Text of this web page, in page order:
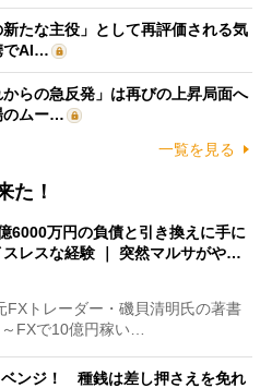
たな主役」として再評価される気
でAI…
らの急反発」は再びの上昇局面へ
のムー…
一覧を見る
た！
6000万円の負債と引き換えに手に
スレスな経験 ｜ 突然マルサがや…
トレーダー・磯貝清明氏の著書
FXで10億円稼い…
ベンジ！ 種銭は差し押さえを免れ